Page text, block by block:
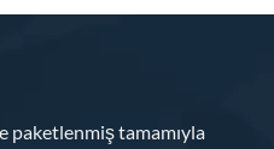
paketlenmiş tamamıyla